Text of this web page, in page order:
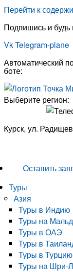
Перейти к
Подпишись и будь
VkTelegram-plane
Автоматический
боте:
Выберите регион:
Курск, ул.
Оставить
Туры
Азия
Туры в Индию
Туры на
Туры в ОАЭ
Туры в
Туры в Турцию
Туры на Шри-